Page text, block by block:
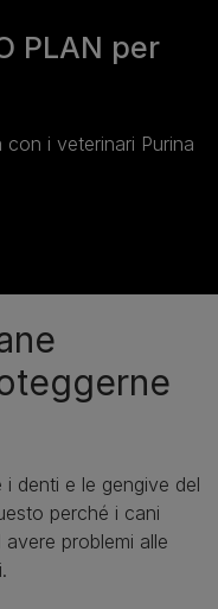
PLAN per
con i veterinari Purina
denti e le gengive del
perché i cani
problemi alle